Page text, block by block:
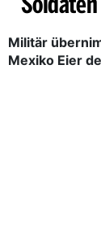
Militär
Mexiko Eier